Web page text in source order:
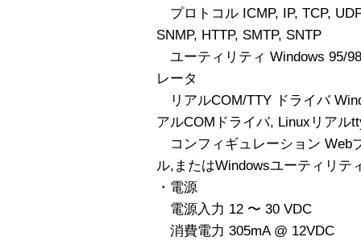
プロトコル ICMP, IP, TCP,
SNMP, HTTP, SMTP, SNTP
ユーティリティ Windows 95/
レータ
リアルCOM/TTY ドライバ
アルCOMドライバ, Linuxリアル
コンフィギュレーション Web
ル,またはWindowsユーティリテ
・電源
電源入力 12 〜 30 VDC
消費電力 305mA @ 12VDC